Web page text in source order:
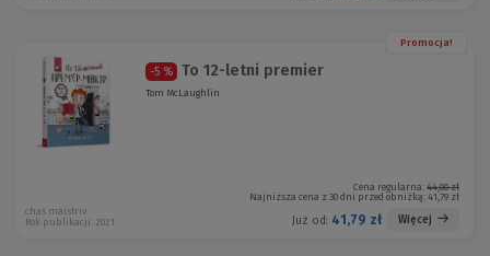
Promocja!
-5 % To 12-letni premier
Tom McLaughlin
Cena regularna: 44,00 zł
Najniższa cena z 30 dni przed obniżką: 41,79 zł
Już od: 41,79 zł Więcej
chas maistriv
Rok publikacji: 2021